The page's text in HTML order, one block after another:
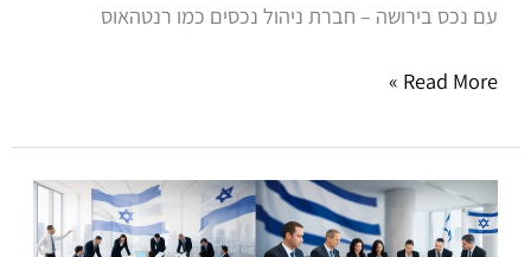
עם נכס בירושה – חברת ניהול נכסים כמו רנטהאוס
Read More »
אתם
משקיעים